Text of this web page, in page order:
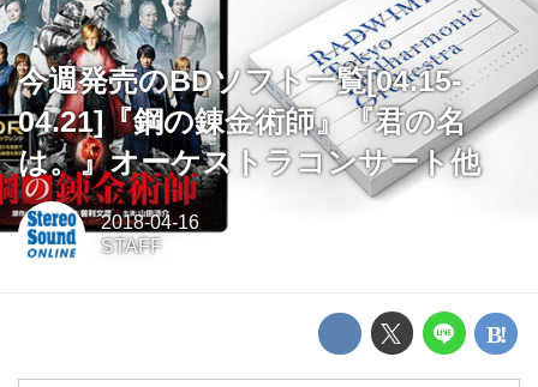
今週発売のBDソフト一覧[04.15-
04.21]『鋼の錬金術師』『君の名
は。』オーケストラコンサート他
2018-04-16
STAFF